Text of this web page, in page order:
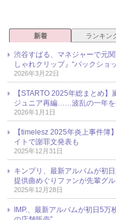
新着 ランキン
渋谷すばる、マネジャーで元
しゃれクリップ』“バックショ
2026年3月22日
【STARTO 2025年総まとめ】
ジュニア再編……波乱の一年を
2026年1月1日
【timelesz 2025年炎上事件
イトで謝罪文発表も
2025年12月31日
キンプリ、最新アルバムが初
提供曲めぐりファンが先輩グ
2025年12月28日
IMP.、最新アルバムが初日5